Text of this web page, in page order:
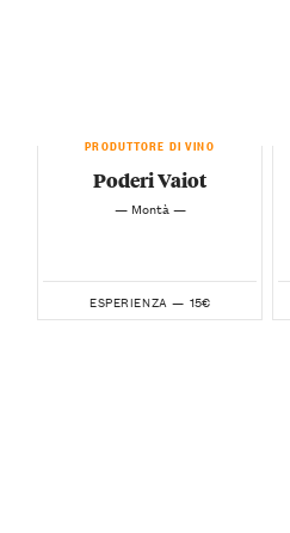
PRODUTTORE DI VINO
Poderi Vaiot
— Montà —
ESPERIENZA — 15€